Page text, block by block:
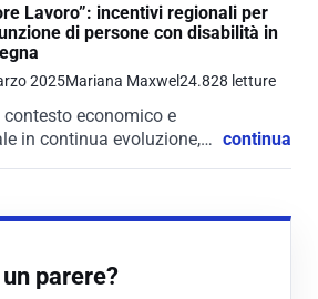
Lavoro”: incentivi regionali per
di persone con disabilità in
2025Mariana Maxwel24.828 letture
contesto economico e
in continua evoluzione,
opportunità per
una società più...
continua
parere?